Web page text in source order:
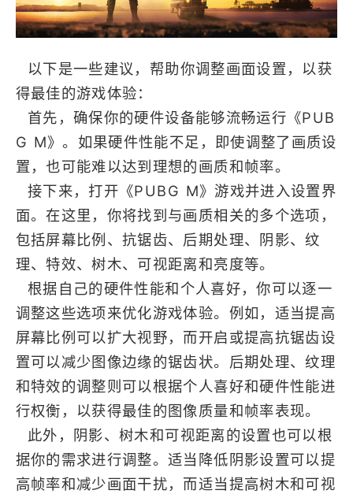
以下是一些建议，帮助你调整画面设置，以获
得最佳的游戏体验：
首先，确保你的硬件设备能够流畅运行《PUB
G M》。如果硬件性能不足，即使调整了画质设
置，也可能难以达到理想的画质和帧率。
接下来，打开《PUBG M》游戏并进入设置界
面。在这里，你将找到与画质相关的多个选项，
包括屏幕比例、抗锯齿、后期处理、阴影、纹
理、特效、树木、可视距离和亮度等。
根据自己的硬件性能和个人喜好，你可以逐一
调整这些选项来优化游戏体验。例如，适当提高
屏幕比例可以扩大视野，而开启或提高抗锯齿设
置可以减少图像边缘的锯齿状。后期处理、纹理
和特效的调整则可以根据个人喜好和硬件性能进
行权衡，以获得最佳的图像质量和帧率表现。
此外，阴影、树木和可视距离的设置也可以根
据你的需求进行调整。适当降低阴影设置可以提
高帧率和减少画面干扰，而适当提高树木和可视